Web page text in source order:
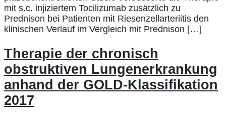
mit s.c. injiziertem Tocilizumab zusätzlich zu
Prednison bei Patienten mit Riesenzellarteriitis den
klinischen Verlauf im Vergleich mit Prednison […]
Therapie der chronisch
obstruktiven Lungenerkrankung
anhand der GOLD-Klassifikation
2017